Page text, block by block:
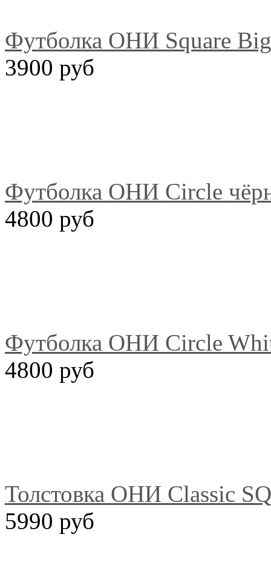
Футболка ОНИ Square
3900 руб
Футболка ОНИ Circle
4800 руб
Футболка ОНИ Circle
4800 руб
Толстовка ОНИ Classic
5990 руб